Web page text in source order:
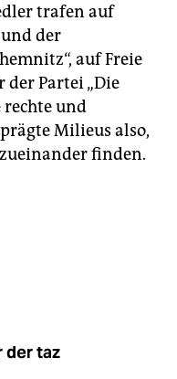
trafen auf
der
auf Freie
Partei „Die
rechte und
Milieus also,
finden.
der taz